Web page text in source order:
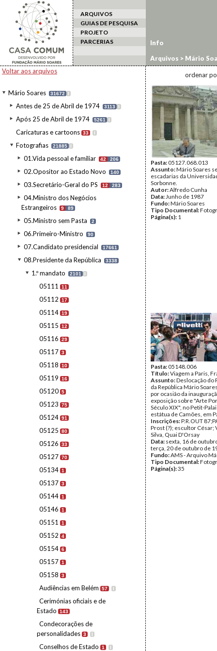
ARQUIVOS
GUIAS DE PESQUISA
PROJETO
PARCERIAS
Voltar aos arquivos
Mário Soares 31672 I
Antes de 25 de Abril de 1974 3113 I
Após 25 de Abril de 1974 5261 I
Caricaturas e cartoons 33 I
Fotografias 21885 I
01.Vida pessoal e familiar 42 206
02.Opositor ao Estado Novo 140
03.Secretário-Geral do PS 12 283
04.Ministro dos Negócios
Estrangeiros
9 89
05.Ministro sem Pasta 2
06.Primeiro-Ministro 90
07.Candidato presidencial 17661
08.Presidente da República 3338
1.º mandato 2101 I
05111 11
05112 17
05114 19
05115 12
05116 29
05117 3
05118 10
05119 16
05120 5
05123 75
05124 91
05125 80
05126 33
05127 70
05134 1
05137 3
05144 1
05146 1
05151 1
05152 4
05154 6
05157 1
05158 3
Audiências em Belém 57 I
Cerimónias oficiais e de
Estado
143
Condecorações de
personalidades 3 I
Conselhos de Estado 1 I
Info
Arquivos > Mário
estrangeiro>
ordenar
Pasta:05127.068.013
Assunto:Mário Soares
escadarias da
Sorbonne.
Autor:Alfredo Cunha
Data:Junho de 1987
Fundo:Mário Soares
Tipo Documental:
Página(s): 1
Pasta:05148.006
Título:Viagem a Paris,
Assunto:Deslocação do
da República Mário
por ocasião da
exposição sobre "Arte
Século XIX", no Petit-
estátua de Camões, em
Inscrições:P.R.OUT
Prost (?); escultor César;
Silva, Quai D'Orsay
Data: sexta, 16 de
terça, 20 de outubro de
Fundo:AMS - Arquivo
Tipo Documental:
Página(s):35